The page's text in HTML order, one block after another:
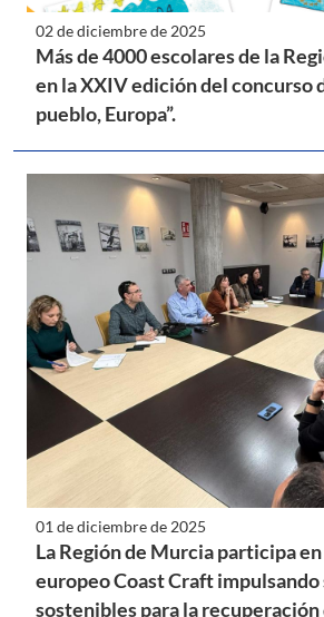
02 de diciembre de 2025
Más de 4000 escolares de la
en la XXIV edición del concurso
pueblo, Europa”.
01 de diciembre de 2025
La Región de Murcia participa
europeo Coast Craft
sostenibles para la recuperación